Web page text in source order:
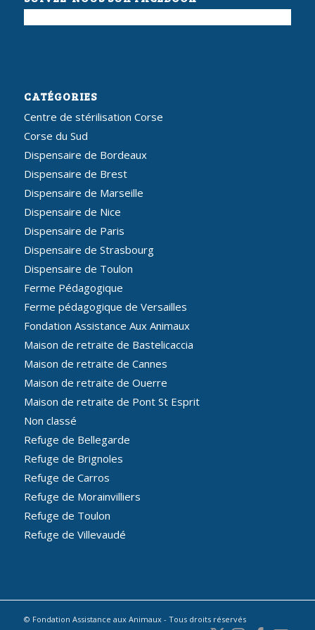
CATÉGORIES
Centre de stérilisation Corse
Corse du Sud
Dispensaire de Bordeaux
Dispensaire de Brest
Dispensaire de Marseille
Dispensaire de Nice
Dispensaire de Paris
Dispensaire de Strasbourg
Dispensaire de Toulon
Ferme Pédagogique
Ferme pédagogique de Versailles
Fondation Assistance Aux Animaux
Maison de retraite de Bastelicaccia
Maison de retraite de Cannes
Maison de retraite de Ouerre
Maison de retraite de Pont St Esprit
Non classé
Refuge de Bellegarde
Refuge de Brignoles
Refuge de Carros
Refuge de Morainvilliers
Refuge de Toulon
Refuge de Villevaudé
© Fondation Assistance aux Animaux - Tous droits réservés